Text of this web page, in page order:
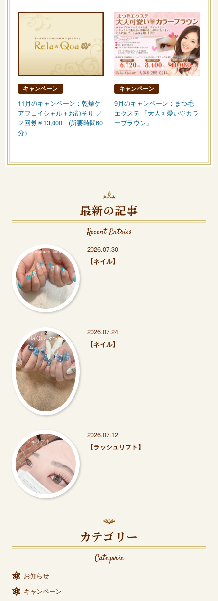
キャンペーン
11月のキャンペーン：乾燥ケ
アフェイシャル＋お顔そり ／
２回券￥13,000 (所要時間60
分）
キャンペーン
9月のキャンペーン：まつ毛
エクステ 「大人可愛い♡カラ
ーブラウン」
最新の記事
Recent Entries
2026.07.30
【ネイル】
2026.07.24
【ネイル】
2026.07.12
【ラッシュリフト】
カテゴリー
Categorie
お知らせ
キャンペーン